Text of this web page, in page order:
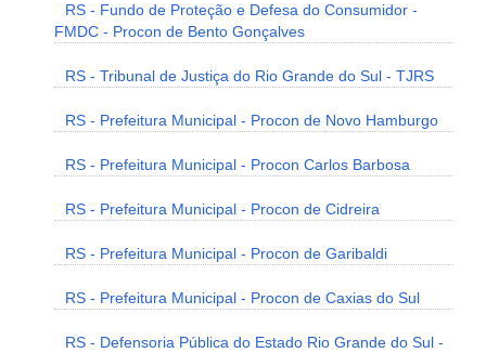
RS - Fundo de Proteção e Defesa do Consumidor -
FMDC - Procon de Bento Gonçalves
RS - Tribunal de Justiça do Rio Grande do Sul - TJRS
RS - Prefeitura Municipal - Procon de Novo Hamburgo
RS - Prefeitura Municipal - Procon Carlos Barbosa
RS - Prefeitura Municipal - Procon de Cidreira
RS - Prefeitura Municipal - Procon de Garibaldi
RS - Prefeitura Municipal - Procon de Caxias do Sul
RS - Defensoria Pública do Estado Rio Grande do Sul -